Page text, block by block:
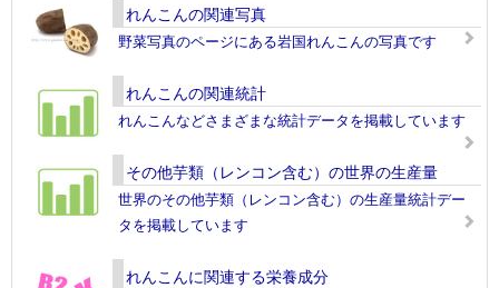
れんこんの関連写真
野菜写真のページにある岩国れんこんの写真です
れんこんの関連統計
れんこんなどさまざまな統計データを掲載しています
その他芋類（レンコン含む）の世界の生産量
世界のその他芋類（レンコン含む）の生産量統計デー
タを掲載しています
れんこんに関連する栄養成分